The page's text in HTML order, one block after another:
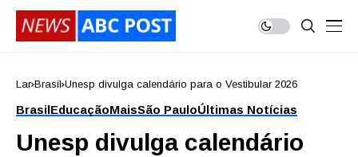
Lar Brasil Unesp divulga calendário para o Vestibular 2026
BrasilEducaçãoMaisSão PauloÚltimas Notícias
Unesp divulga calendário